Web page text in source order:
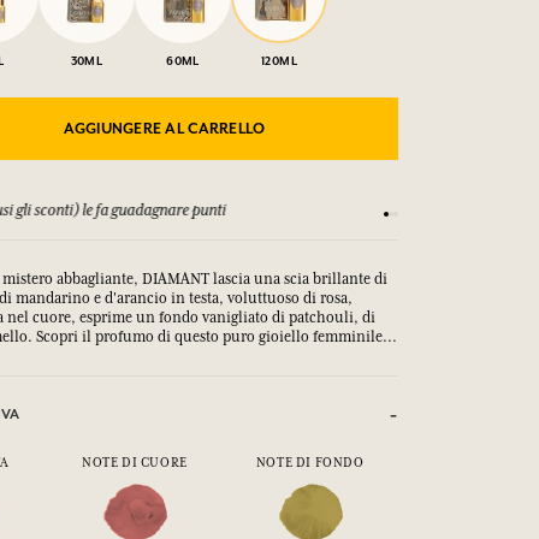
30ML 60ML 120ML
AGGIUNGERE AL CARRELLO
Consulta i nostri T&C
abbagliante, DIAMANT lascia una scia brillante di
mandarino e d'arancio in testa, voluttuoso di rosa,
nel cuore, esprime un fondo vanigliato di patchouli, di
Scopri il profumo di questo puro gioiello femminile...
NOTE DI CUORE NOTE DI FONDO